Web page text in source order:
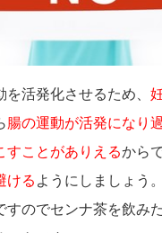
を活発化させるため、
腸の運動が活発になり
すことがありえるから
ける ようにしましょう
すのでセンナ茶を飲み